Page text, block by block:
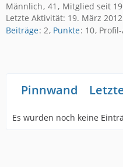
Männlich 41
Mitglied seit
Letzte Aktivität: 19. März
Beiträge 2 Punkte 10
Pinnwand
Es wurden noch keine